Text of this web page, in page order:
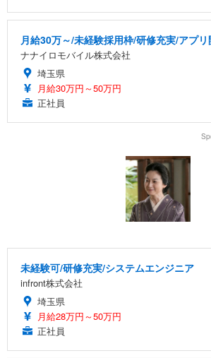
月給30万～/未経験採用枠/研修充実/アプ
ナナイロモバイル株式会社
埼玉県
月給30万円～50万円
正社員
未経験可/研修充実/システムエンジニア
infront株式会社
埼玉県
月給28万円～50万円
正社員